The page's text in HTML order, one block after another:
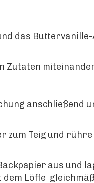
das
Zutaten
anschließend
zum Teig und
aus und
dem Löffel